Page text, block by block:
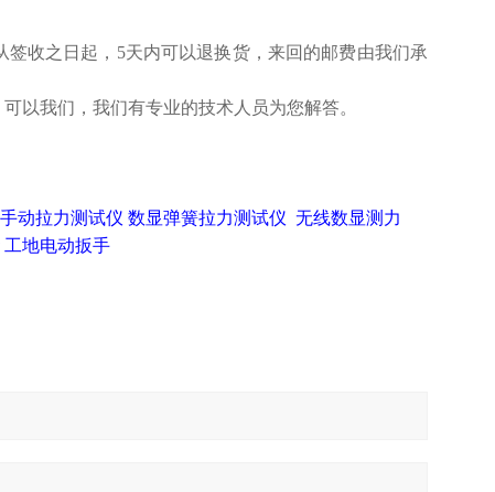
收之日起，5天内可以退换货，来回的邮费由我们承
以我们，我们有专业的技术人员为您解答。
手动拉力测试仪 数显弹簧拉力测试仪 无线数显测力
工地电动扳手